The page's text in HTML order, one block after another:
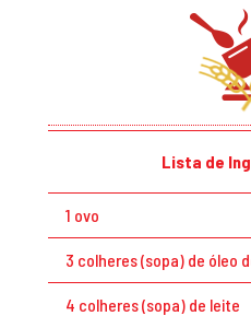
Lista de
1 ovo
3 colheres (sopa) de óleo
4 colheres (sopa) de leite